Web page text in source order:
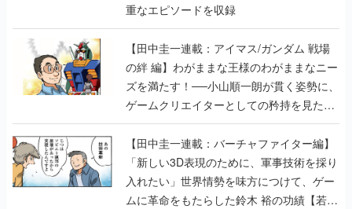
重なエピソードを収録
【田中圭一連載：アイマス/ガンダム 戦場
の絆 編】わがままな王様のわがままなニー
ズを満たす！──小山順一朗が貫く姿勢に、
ゲームクリエイターとしての矜持を見た
【若ゲのいたり最終回】
【田中圭一連載：バーチャファイター編】
「新しい3D表現のために、軍事技術を採り
入れたい」世界情勢を味方につけて、ゲー
ムに革命をもたらした鈴木 裕の功績【若ゲ